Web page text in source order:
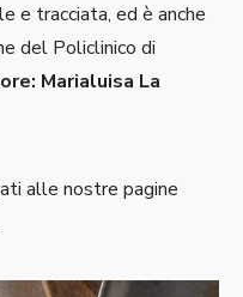
e tracciata, ed è anche
del Policlinico di
Marialuisa La
alle nostre pagine